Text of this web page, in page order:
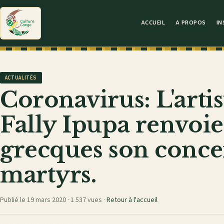
ACCUEIL A PROPOS
ACTUALITÉS
Coronavirus:
Fally Ipupa
grecques son
martyrs.
Publié le 19 mars 2020 · 1 537 vues · Retour à l'accueil